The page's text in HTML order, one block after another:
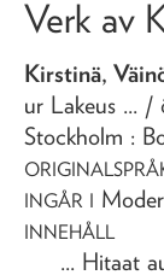
Verk av
Kirstinä,
ur Lakeus ... /
Stockholm :
INGÅR I
INNEHÅLL
... Hitaat